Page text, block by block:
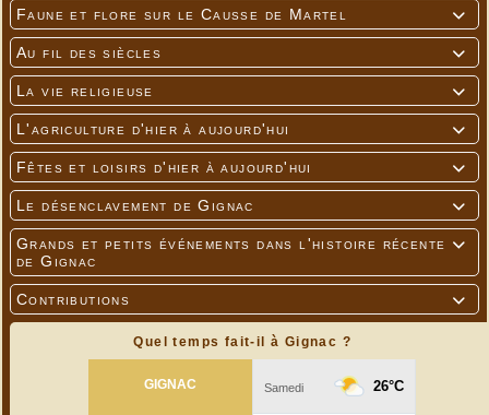

Faune et flore sur le Causse de Martel

Au fil des siècles

La vie religieuse

L'agriculture d'hier à aujourd'hui

Fêtes et loisirs d'hier à aujourd'hui

Le désenclavement de Gignac

Grands et petits événements dans l'histoire récente
de Gignac

Contributions
Quel temps fait-il à Gignac ?